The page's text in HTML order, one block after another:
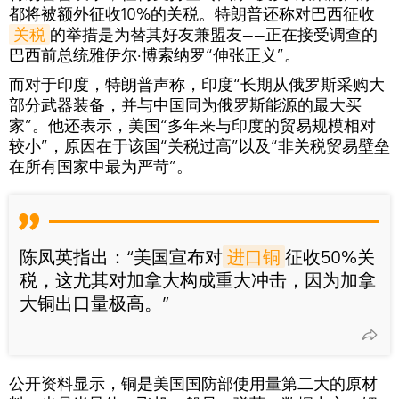
都将被额外征收10%的关税。特朗普还称对巴西征收
关税 的举措是为替其好友兼盟友——正在接受调查的
巴西前总统雅伊尔·博索纳罗“伸张正义”。
而对于印度，特朗普声称，印度“长期从俄罗斯采购大
部分武器装备，并与中国同为俄罗斯能源的最大买
家”。他还表示，美国“多年来与印度的贸易规模相对
较小”，原因在于该国“关税过高”以及“非关税贸易壁垒
在所有国家中最为严苛”。
陈凤英指出：“美国宣布对 进口铜 征收50%关
税，这尤其对加拿大构成重大冲击，因为加拿
大铜出口量极高。”
公开资料显示，铜是美国国防部使用量第二大的原材